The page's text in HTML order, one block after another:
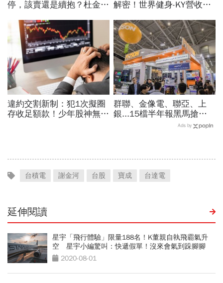
停，該賣還是續抱？杜金龍
套時間曝光」！群創、南亞
科也點名
解密！世界健身-KY營收大
課、會籍…誰才是真正賺錢
金雞母？
違約交割新制：犯1次擬圈
存收足額款！少年股神無本
群聯、金像電、聯亞、上
銀...15檔半年報黑馬搶先
卡位！分析師揭選股4指
Ads by
台積電 謝金河 台股 寶成 台達電
延伸閱讀
星宇「飛行體驗」限量188名！K董親自執飛霸氣升
空 星宇小編驚叫：快遞假單！沒來會氣到跺腳腳
2020-08-01